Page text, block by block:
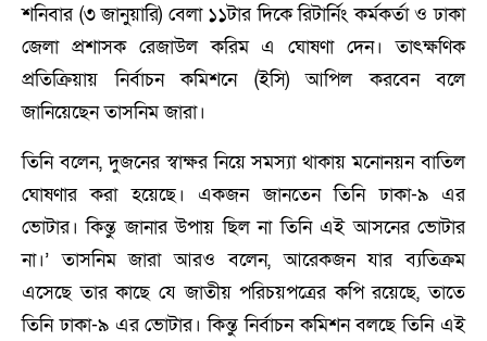
শনিবার (৩ জানুয়ারি) বেলা ১১টার দিকে রিটার্নিং কর্মকর্তা ও ঢাকা
জেলা প্রশাসক রেজাউল করিম এ ঘোষণা দেন। তাৎক্ষণিক
প্রতিক্রিয়ায় নির্বাচন কমিশনে (ইসি) আপিল করবেন বলে
জানিয়েছেন তাসনিম জারা।
তিনি বলেন, দুজনের স্বাক্ষর নিয়ে সমস্যা থাকায় মনোনয়ন বাতিল
ঘোষণার করা হয়েছে। একজন জানতেন তিনি ঢাকা-৯ এর
ভোটার। কিন্তু জানার উপায় ছিল না তিনি এই আসনের ভোটার
না।’ তাসনিম জারা আরও বলেন, আরেকজন যার ব্যতিক্রম
এসেছে তার কাছে যে জাতীয় পরিচয়পত্রের কপি রয়েছে, তাতে
তিনি ঢাকা-৯ এর ভোটার। কিন্তু নির্বাচন কমিশন বলছে তিনি এই